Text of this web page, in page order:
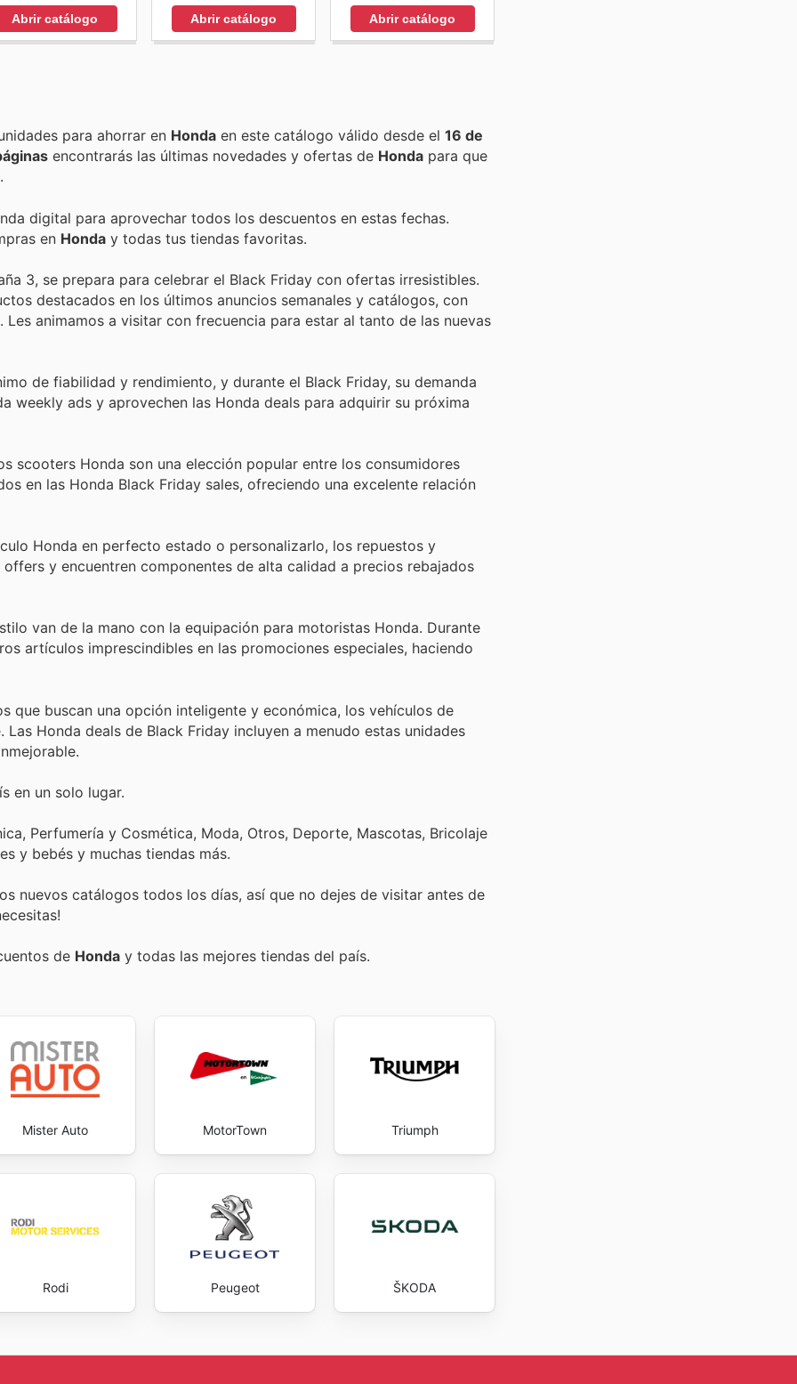
Abrir catálogo Abrir catálogo Abrir catálogo
Encuentra las mejores promociones, descuentos y oportunidades para ahorrar en Honda en este catálogo válido desde el 16 de
encontrarás las últimas novedades y ofertas de Honda para que
digital para aprovechar todos los descuentos en estas fechas.
en Honda y todas tus tiendas favoritas.
3, se prepara para celebrar el Black Friday con ofertas irresistibles.
destacados en los últimos anuncios semanales y catálogos, con
animamos a visitar con frecuencia para estar al tanto de las nuevas
de fiabilidad y rendimiento, y durante el Black Friday, su demanda
weekly ads y aprovechen las Honda deals para adquirir su próxima
scooters Honda son una elección popular entre los consumidores
en las Honda Black Friday sales, ofreciendo una excelente relación
Honda en perfecto estado o personalizarlo, los repuestos y
y encuentren componentes de alta calidad a precios rebajados
van de la mano con la equipación para motoristas Honda. Durante
artículos imprescindibles en las promociones especiales, haciendo
que buscan una opción inteligente y económica, los vehículos de
Honda deals de Black Friday incluyen a menudo estas unidades
en un solo lugar.
Perfumería y Cosmética, Moda, Otros, Deporte, Mascotas, Bricolaje
y bebés y muchas tiendas más.
nuevos catálogos todos los días, así que no dejes de visitar antes de
de Honda y todas las mejores tiendas del país.
Mister Auto MotorTown Triumph
Rodi Peugeot ŠKODA